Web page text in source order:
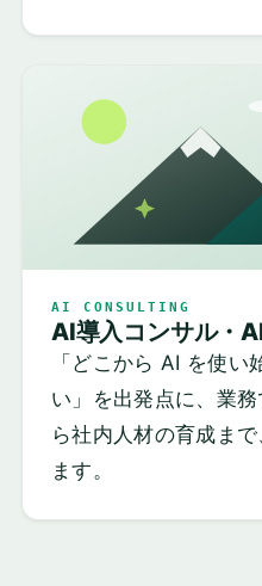
AI CONSULTING
AI導入コンサル・
「どこから AI を使い
い」を出発点に、業
ら社内人材の育成ま
ます。